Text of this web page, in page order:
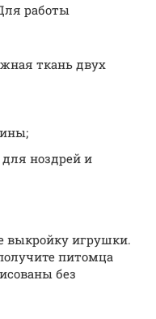
работы
ткань двух
ноздрей и
выкройку игрушки.
питомца
без